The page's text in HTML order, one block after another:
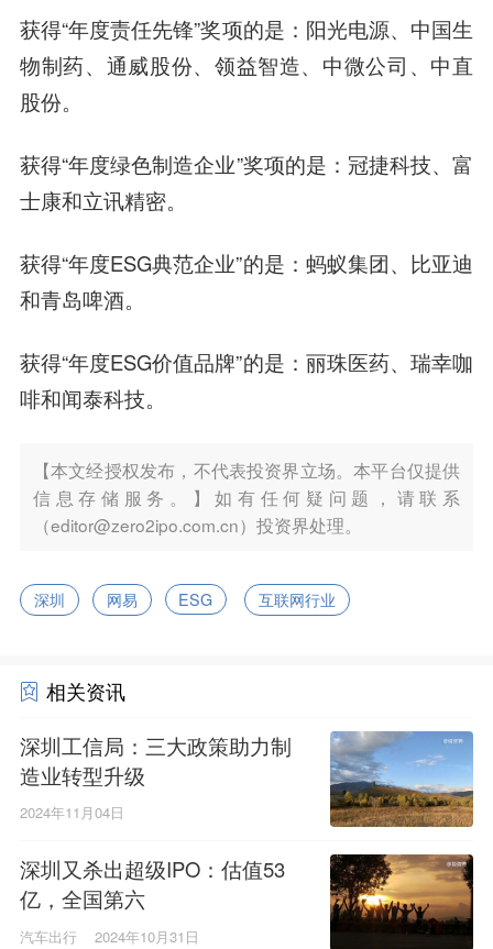
获得“年度责任先锋”奖项的是：阳光电源、中国生
物制药、通威股份、领益智造、中微公司、中直
股份。
获得“年度绿色制造企业”奖项的是：冠捷科技、富
士康和立讯精密。
获得“年度ESG典范企业”的是：蚂蚁集团、比亚迪
和青岛啤酒。
获得“年度ESG价值品牌”的是：丽珠医药、瑞幸咖
啡和闻泰科技。
【本文经授权发布，不代表投资界立场。本平台仅提供
信息存储服务。】如有任何疑问题，请联系
（editor@zero2ipo.com.cn）投资界处理。
深圳 网易 ESG 互联网行业
相关资讯
深圳工信局：三大政策助力制
造业转型升级
2024年11月04日
深圳又杀出超级IPO：估值53
亿，全国第六
汽车出行 2024年10月31日